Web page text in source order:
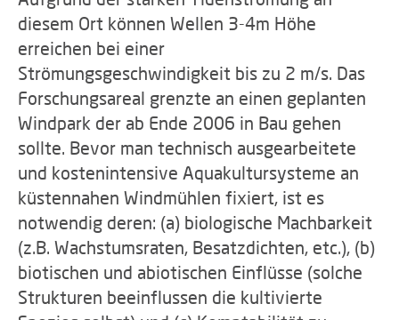
diesem Ort können Wellen 3-4m Höhe
erreichen bei einer
Strömungsgeschwindigkeit bis zu 2 m/s. Das
Forschungsareal grenzte an einen geplanten
Windpark der ab Ende 2006 in Bau gehen
sollte. Bevor man technisch ausgearbeitete
und kostenintensive Aquakultursysteme an
küstennahen Windmühlen fixiert, ist es
notwendig deren: (a) biologische Machbarkeit
(z.B. Wachstumsraten, Besatzdichten, etc.), (b)
biotischen und abiotischen Einflüsse (solche
Strukturen beeinflussen die kultivierte